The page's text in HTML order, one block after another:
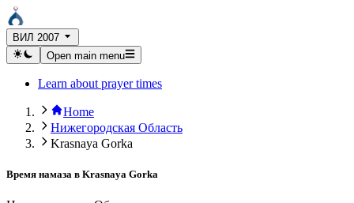
ВИЛ 2007
Open main menu
Learn about prayer times
Home
Нижегородская Область
Krasnaya Gorka
Время намаза в Krasnaya Gorka